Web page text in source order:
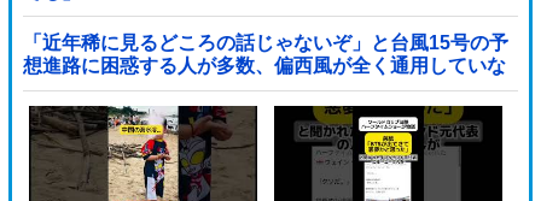
「近年稀に見るどころの話じゃないぞ」と台風15号の予
想進路に困惑する人が多数、偏西風が全く通用していな
いんだけど……他